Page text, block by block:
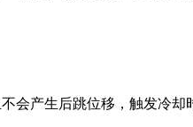
会产生后跳位移，触发冷